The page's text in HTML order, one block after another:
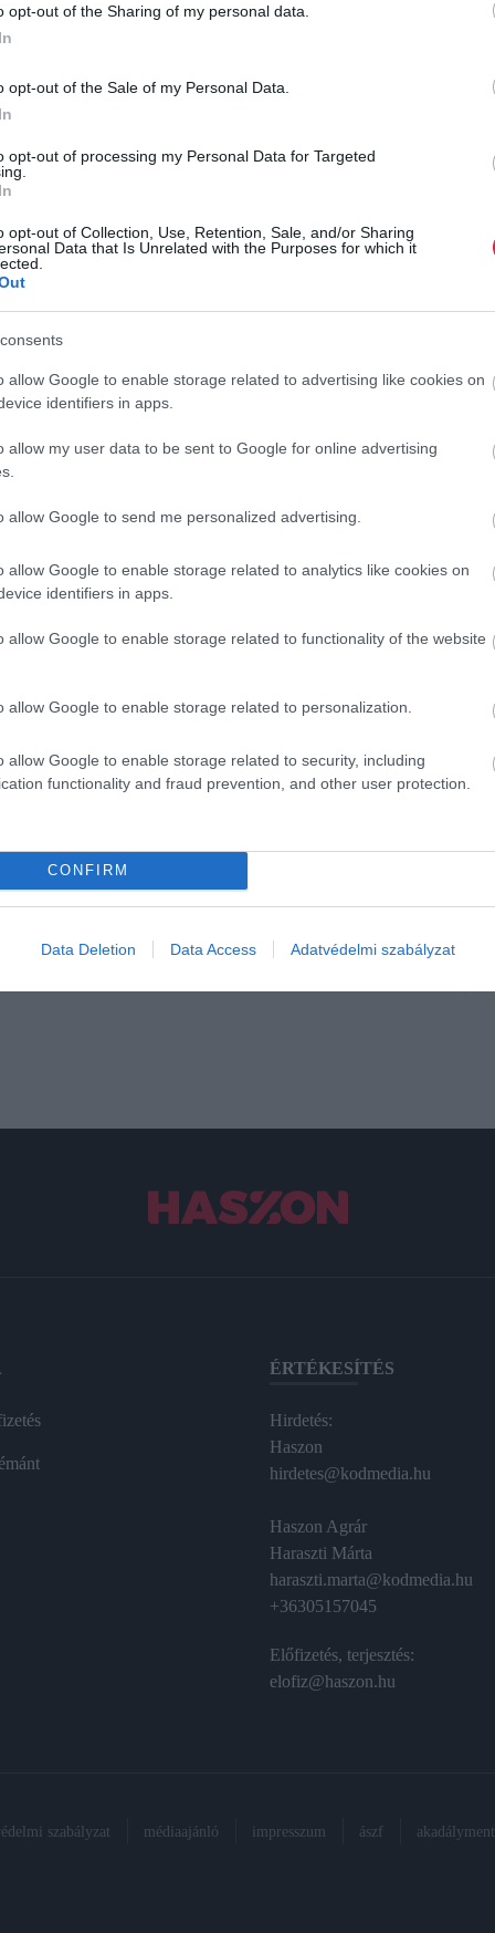
opt-out of the Sharing of my personal data.
opt-out of the Sale of my Personal Data.
opt-out of processing my Personal Data for Targeted
opt-out of Collection, Use, Retention, Sale, and/or Sharing
Data that Is Unrelated with the Purposes for which it
allow Google to enable storage related to advertising like cookies on
identifiers in apps.
allow my user data to be sent to Google for online advertising
allow Google to send me personalized advertising.
allow Google to enable storage related to analytics like cookies on
identifiers in apps.
allow Google to enable storage related to functionality of the website
allow Google to enable storage related to personalization.
allow Google to enable storage related to security, including
functionality and fraud prevention, and other user protection.
CONFIRM
Data Deletion Data Access Adatvédelmi szabályzat
adóévekre vonatkozóan a nemzetközi automatikus
Az adatszolgáltatások adatait összeveti az
a revizorok eltérést tapasztalnak az adatszolgáltatással
megfelelően teljesítette bevallási kötelezettségét az
adóeljárásban, mely során az adóhatóság segítségével,
hiba és hiányosság, hívja fel a figyelmet az Adózóna.
értesül a külföldön kifizetett, jóváírt jövedelmekről. Az
jövedelemről,
tagországokból egyebek mellett a külföldön nyitott
és az egyes pénzügyi eszközök értékesítéséből
a tulajdonos, haszonhúzó a külföldi kifizetőnél
miatt
a NAV-nak
ÉRTÉKESÍTÉS
Hirdetés:
Haszon
hirdetes@kodmedia.hu
Haszon Agrár
Haraszti Márta
haraszti.marta@kodmedia.hu
+36305157045
Előfizetés, terjesztés:
elofiz@haszon.hu
szabályzat médiaajánló impresszum ászf